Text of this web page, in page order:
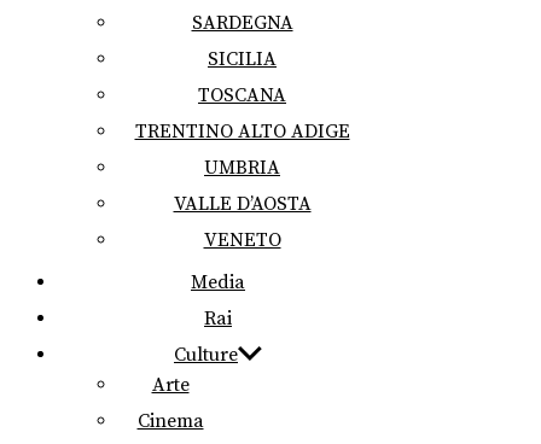
SARDEGNA
SICILIA
TOSCANA
TRENTINO ALTO ADIGE
UMBRIA
VALLE D’AOSTA
VENETO
Media
Rai
Culture
Arte
Cinema